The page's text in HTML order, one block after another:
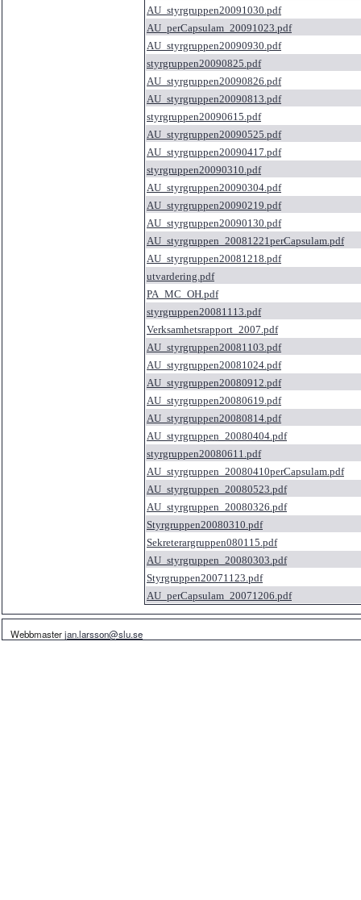
AU_styrgruppen20091030.pdf
AU_perCapsulam_20091023.pdf
AU_styrgruppen20090930.pdf
styrgruppen20090825.pdf
AU_styrgruppen20090826.pdf
AU_styrgruppen20090813.pdf
styrgruppen20090615.pdf
AU_styrgruppen20090525.pdf
AU_styrgruppen20090417.pdf
styrgruppen20090310.pdf
AU_styrgruppen20090304.pdf
AU_styrgruppen20090219.pdf
AU_styrgruppen20090130.pdf
AU_styrgruppen_20081221perCapsulam.pdf
AU_styrgruppen20081218.pdf
utvardering.pdf
PA_MC_OH.pdf
styrgruppen20081113.pdf
Verksamhetsrapport_2007.pdf
AU_styrgruppen20081103.pdf
AU_styrgruppen20081024.pdf
AU_styrgruppen20080912.pdf
AU_styrgruppen20080619.pdf
AU_styrgruppen20080814.pdf
AU_styrgruppen_20080404.pdf
styrgruppen20080611.pdf
AU_styrgruppen_20080410perCapsulam.pdf
AU_styrgruppen_20080523.pdf
AU_styrgruppen_20080326.pdf
Styrgruppen20080310.pdf
Sekreterargruppen080115.pdf
AU_styrgruppen_20080303.pdf
Styrgruppen20071123.pdf
AU_perCapsulam_20071206.pdf
Webbmasterjan.larsson@slu.se